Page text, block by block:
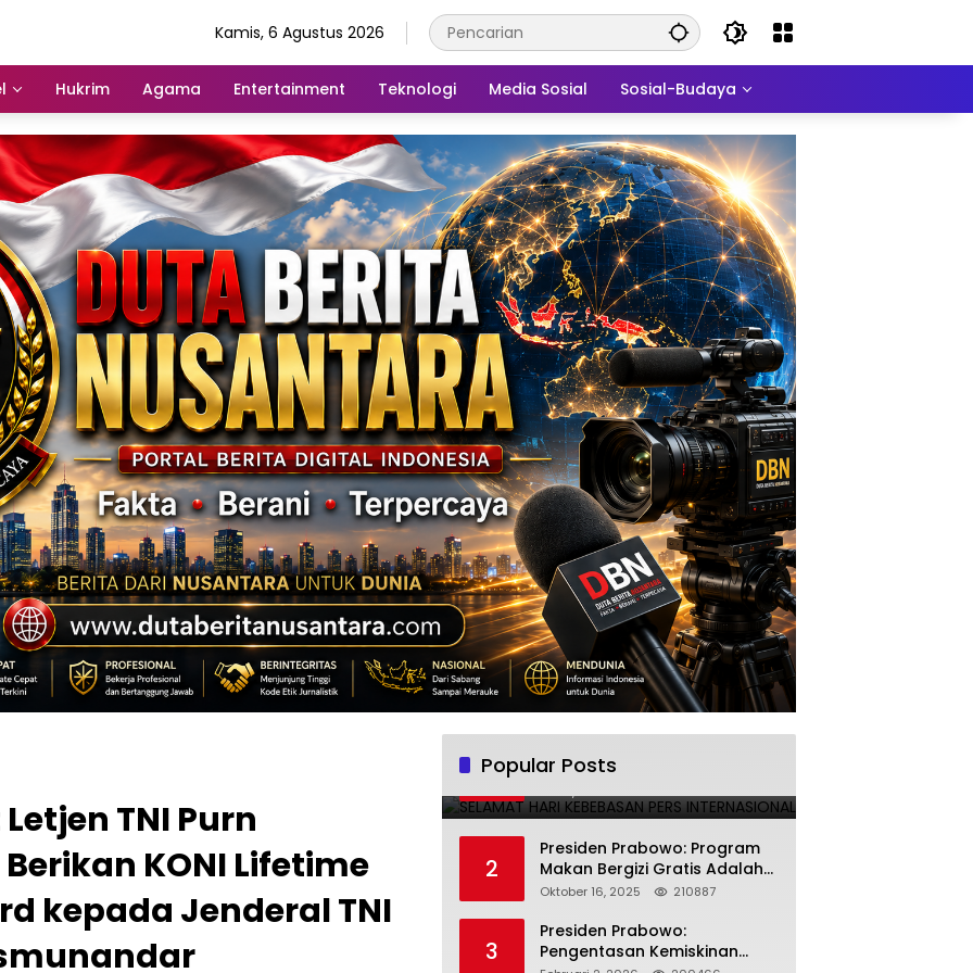
Kamis, 6 Agustus 2026
Hukrim Agama Entertainment Teknologi Media Sosial Sosial-Budaya
TNI Purn
KONI Lifetime
kepada Jenderal TNI
Popular Posts
1
INTERNASIONAL
Mei 3, 2025 224690
2
Presiden Prabowo: Program
Makan Bergizi Gratis Adalah
Investasi untuk Masa Depan
Oktober 16, 2025 210887
3
Presiden Prabowo:
Pengentasan Kemiskinan